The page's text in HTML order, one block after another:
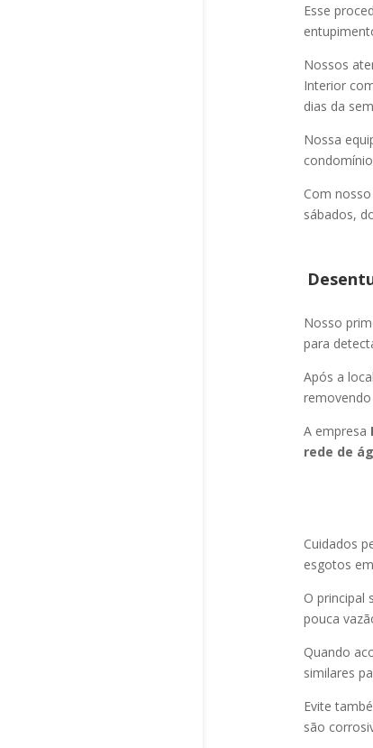
Esse
Nossos
Interior
dias da
Nossa
Com
sábados,
Nosso
para
Após a
A empresa
rede de
Cuidados
esgotos
O principal
pouca
Quando
similares
Evite
são